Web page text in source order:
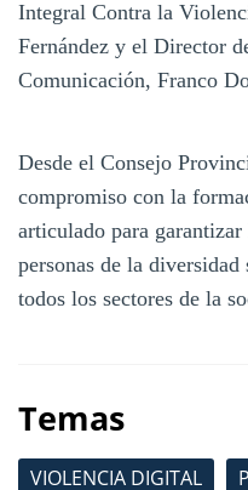
Integral Contra la
Fernández y el Director
Comunicación, Franco
Desde el Consejo
compromiso con la
articulado para
personas de la
todos los sectores de la
Temas
VIOLENCIA DIGITAL